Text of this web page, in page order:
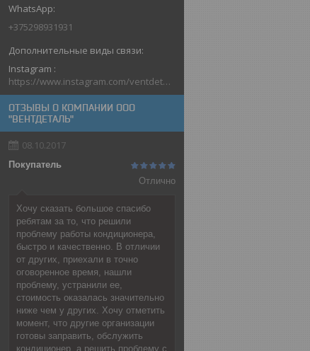
+375298931931
Instagram
https://www.instagram.com/ventdetal_grodno/
ОТЗЫВЫ О КОМПАНИИ ООО
"ВЕНТДЕТАЛЬ"
08.10.2017
Покупатель
Отлично
Хочу сказать большое спасибо
ребятам за то, что решили
проблему работы кондиционера,
быстро и качественно. В отличии
от других, приехали в точно
оговоренное время, нашли
проблему, устранили ее,
стоимость оказалась значительно
ниже чем у других. Хочу отметить
момент, что другие организации
готовы заправить, обслужить
кондиционер, а решить проблему с